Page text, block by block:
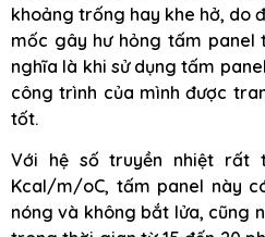
khoảng trống hay khe hở, do
mốc gây hư hỏng tấm panel
nghĩa là khi sử dụng tấm
công trình của mình được
tốt.
Với hệ số truyền nhiệt rất
Kcal/m/oC, tấm panel này
nóng và không bắt lửa, cũng